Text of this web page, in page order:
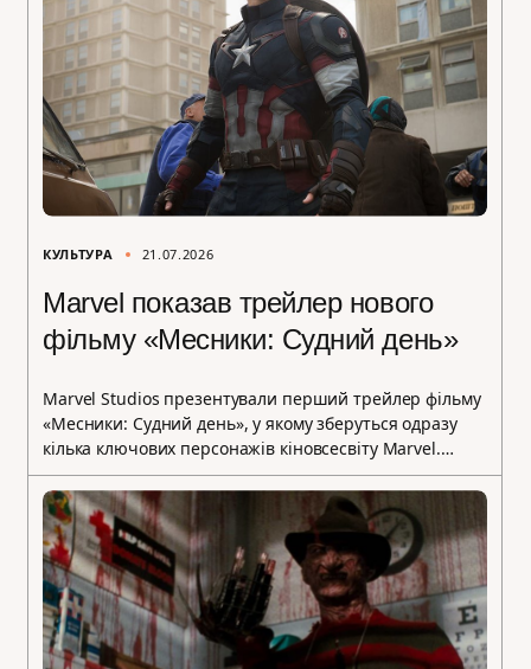
КУЛЬТУРА 21.07.2026
Marvel показав трейлер нового
фільму «Месники: Судний день»
Marvel Studios презентували перший трейлер фільму
«Месники: Судний день», у якому зберуться одразу
кілька ключових персонажів кіновсесвіту Marvel.…